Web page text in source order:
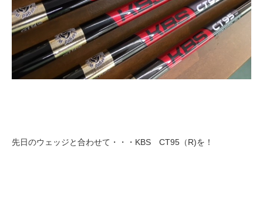
先日のウェッジと合わせて・・・KBS CT95（R)を！